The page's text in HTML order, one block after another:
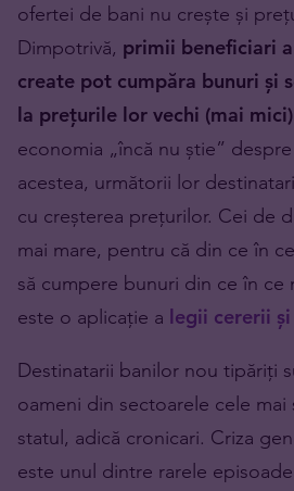
ofertei de bani nu crește și
Dimpotrivă, primii beneficiari
create pot cumpăra bunuri și
la prețurile lor vechi (mai
economia „încă nu știe”
acestea, următorii lor
cu creșterea prețurilor. Cei de
mai mare, pentru că din ce în
să cumpere bunuri din ce în ce
este o aplicație a legii cererii
Destinatarii banilor nou tipăriți
oameni din sectoarele cele mai
statul, adică cronicari. Criza
este unul dintre rarele